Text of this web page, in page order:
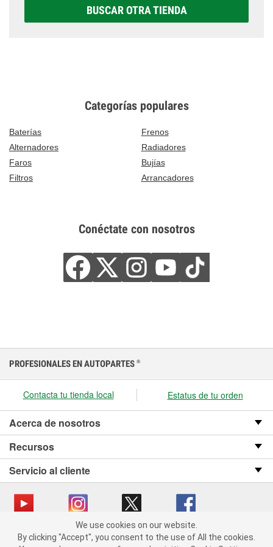
BUSCAR OTRA TIENDA
Categorías populares
Baterías
Frenos
Alternadores
Radiadores
Faros
Bujías
Filtros
Arrancadores
Conéctate con nosotros
We use cookies on our website. By clicking "Accept", you consent
to the use of All the cookies.
PROFESIONALES EN AUTOPARTES ®
Contacta tu tienda local Estatus de tu orden
Acerca de nosotros
Recursos
Servicio al cliente
Copyright © 2008-2026 O’Reilly Auto Parts v OST_3.2.0.0.729 (3) cv1361
We use cookies on our website.
By clicking "Accept", you consent to the use of All the cookies.